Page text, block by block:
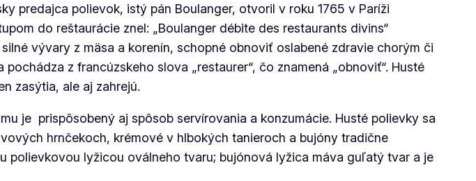
predajca polievok, istý pán Boulanger, otvoril v roku 1765 v Paríži
do reštaurácie znel: „Boulanger débite des restaurants divins“
vývary z mäsa a korenín, schopné obnoviť oslabené zdravie chorým či
z francúzskeho slova „restaurer“, čo znamená „obnoviť“. Husté
zasýtia, ale aj zahrejú.
je prispôsobený aj spôsob servírovania a konzumácie. Husté polievky sa
hrnčekoch, krémové v hlbokých tanieroch a bujóny tradične
polievkovou lyžicou oválneho tvaru; bujónová lyžica máva guľatý tvar a je